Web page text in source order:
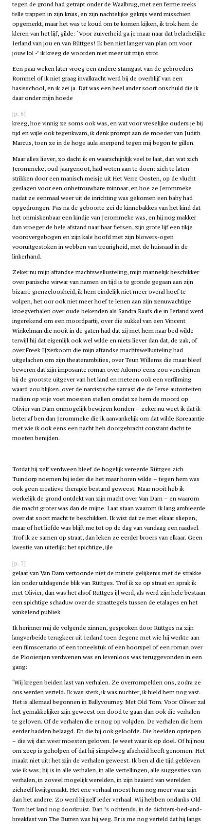
tegen de grond had getrapt onder de Waalbrug, met een ferme reeks
felle trappen in zijn kruis, en zijn nachtelijke gekrijs werd misschien
opgemerkt, maar het was te koud om te komen kijken, ik trok hem de
kleren van het lijf, gilde: ‘Voor zuiverheid ga je maar naar dat belachelijke
Ierland van jou en van Rüttges! Ik ben niet langer van plan om voor
jouw lol -’ ik kreeg de woorden niet meer uit mijn strot.
Een paar weken later vroeg een andere stamgast van de gebroeders
Rommel of ik niet graag invalkracht werd bij de overblijf van een
basisschool, en ik zei ja. Dat was een heel ander soort onschuld die ik
daar onder mijn hoede
[p. 6]
kreeg, hoe vinnig ze soms ook was, en wat voor vreselijke ouders je bij
tijd en wijle ook tegenkwam, ik denk prompt aan de moeder van Judith
Marcus, toen ze in de hoge aula snerpend tegen mij begon te gillen.
Maar alles liever, zo dacht ik en waarschijnlijk veel te laat, dan wat zich
Jerommeke, oud-jaargenoot, had weten aan te doen: zich te laten
strikken door een manisch meisje uit Het Verre Oosten, op de vlucht
geslagen voor een onbetrouwbare minnaar, en hoe ze Jerommeke
nadat ze eenmaal weer uit de inrichting was gekomen een baby had
opgedrongen. Pas na de geboorte zei de kinnebakkes van het kind dat
het onmiskenbaar een kindje van Jerommeke was, en hij nog makker
dan vroeger de hele afstand naar haar fietsen, zijn grote lijf een tikje
voorovergebogen en zijn kale hoofd met zijn blowers-ogen
vooruitgestoken in webben van treurigheid, met de huisraad in de
linkerhand.
Zeker nu mijn aftandse machtswellusteling, mijn mannelijk beschikker
over panische wirwar van namen en tijd is te gronde gegaan aan zijn
bizarre grenzeloosheid, ik hem eindelijk niet meer overal hoef te
volgen, het oor ook niet meer hoef te lenen aan zijn zenuwachtige
kroegverhalen over oude bekenden als Sandra Raafs die in Ierland werd
ingerekend om een moordpartij, over die sukkel van een Vincent
Winkelman die nooit in de gaten had dat zij met hem naar bed wilde
terwijl hij dat eigenlijk ook wel wilde en niets liever dan dat, de zak, of
over Freek IJzerkoorn die mijn aftandse machtswellusteling had
uitgelachen om zijn theaterambities, over Teun Willems die maar bleef
beweren dat zijn imposante roman over Adorno eens zou verschijnen
bij de grootste uitgever van het land en meteen ook een verfilming
waard zou blijken, over de narcistische sarcast die de Ierse autoriteiten
nadien op vrije voet moesten stellen omdat ze hem de moord op
Olivier van Dam onmogelijk bewijzen konden – zeker nu weet ik dat ik
beter af ben dan Jerommeke die ik aanvankelijk om dat wilde Koreaantje
met wie ik ook eens een nacht heb doorgebracht constant dacht te
moeten benijden.
Totdat hij zelf verdween bleef de hogelijk vereerde Rüttges zich
Tuindorp noemen bij ieder die het maar horen wilde – tegen hem was
ook geen creatieve therapie bestand geweest. Maar nooit heb ik
werkelijk de grond ontdekt van zijn macht over Van Dam – en waarom
die macht groter was dan de mijne. Laat staan waarom ik lang ambieerde
over dat soort macht te beschikken. Ik wist dat ze met elkaar sliepen,
maar of het liefde was blijft me tot op de dag van vandaag een raadsel.
Trof ik ze samen op straat, dan leken ze eerder broers van elkaar. Geen
kwestie van uiterlijk: het spichtige, ijle
[p. 7]
gelaat van Van Dam vertoonde niet de minste gelijkenis met de strakke
kin onder uitdagende blik van Rüttges. Trof ik ze op straat en sprak ik
met Olivier, dan was het alsof Rüttges ijl werd, als werd zijn hele bestaan
een spichtige schaduw over de straattegels tussen de etalages en het
winkelend publiek.
Ik herinner mij de volgende zinnen, gesproken door Rüttges na zijn
langverbeide terugkeer uit Ierland toen degene met wie hij werkte aan
een filmscenario of een toneelstuk of een hoorspel of een roman over
de Plooierijen verdwenen was en levenloos was teruggevonden in een
gang:
‘Wij kregen beiden last van verhalen. Ze overrompelden ons, zodra ze
ons werden verteld. Ik was sterk, ik was nuchter, ik hield hem nog vast.
Het is allemaal begonnen in Ballyvourney. Met Old Tom. Voor Olivier zal
het gemakkelijker zijn geweest om dood te gaan dan ook die verhalen
te geloven. Of de verhalen die er nog op volgden. De verhalen die hem
eerder hadden belaagd. En die hij ook geloofde. Die beelden opriepen
– die wij dan weer moesten geloven. Je weet waar ik op doel. Of hij nou
om zeep is geholpen of dat hij simpelweg afscheid heeft genomen. Het
maakt niet uit: het zijn de verhalen geweest. Ik ben al die tijd gebleven
wie ik was; hij is in alle verhalen, in alle vertellingen, alle suggesties van
verhalen, in zoveel mogelijk werelden, in zijn baaierd van werelden
zichzelf kwijtgeraakt. Het ene verhaal moest hem nog meer waar zijn
dan het andere. Zo werd hijzelf ieder verhaal. Wij hebben ondanks Old
Tom het land nog doorkruist. Dan ’s ochtends, in de dichters-bed-and-
breakfast van The Burren was hij weg. Er is me nog verteld dat hij langs